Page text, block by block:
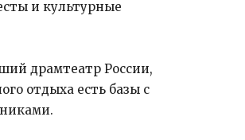
и культурные
драмтеатр России,
отдыха есть базы с